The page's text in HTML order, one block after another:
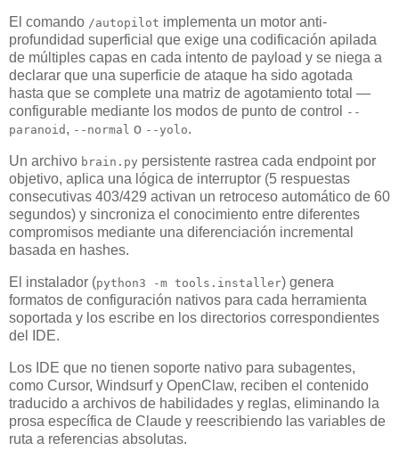
El comando /autopilot implementa un motor anti-
profundidad superficial que exige una codificación apilada
de múltiples capas en cada intento de payload y se niega a
declarar que una superficie de ataque ha sido agotada
hasta que se complete una matriz de agotamiento total —
configurable mediante los modos de punto de control
--
paranoid , --normal o --yolo.
Un archivo brain.py persistente rastrea cada endpoint por
objetivo, aplica una lógica de interruptor (5 respuestas
consecutivas 403/429 activan un retroceso automático de 60
segundos) y sincroniza el conocimiento entre diferentes
compromisos mediante una diferenciación incremental
basada en hashes.
El instalador (python3 -m tools.installer) genera
formatos de configuración nativos para cada herramienta
soportada y los escribe en los directorios correspondientes
del IDE.
Los IDE que no tienen soporte nativo para subagentes,
como Cursor, Windsurf y OpenClaw, reciben el contenido
traducido a archivos de habilidades y reglas, eliminando la
prosa específica de Claude y reescribiendo las variables de
ruta a referencias absolutas.